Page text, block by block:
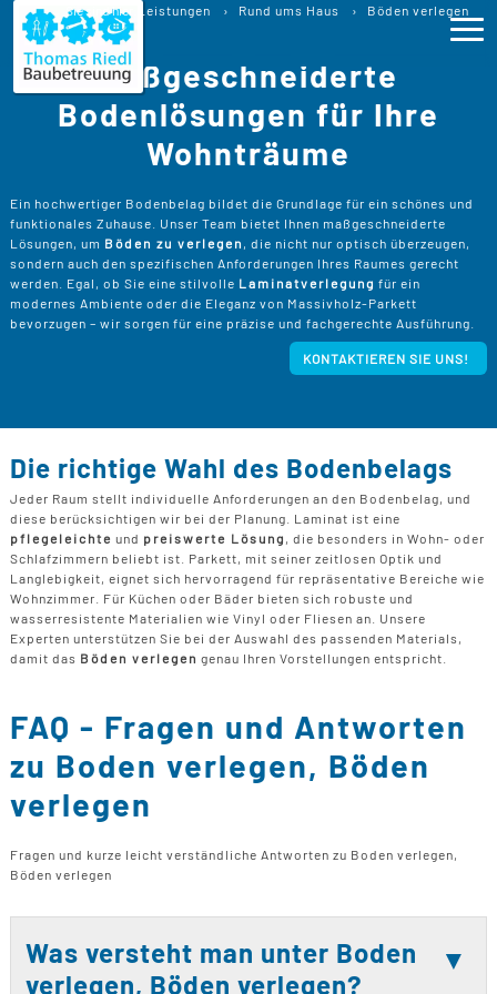
Böden verlegen
Perfekte Böden für jedes Zuhause
>
>
>
Sie sind hier: Leistungen Rund ums Haus Böden verlegen
Maßgeschneiderte
Bodenlösungen für Ihre
Wohnträume
Ein hochwertiger Bodenbelag bildet die Grundlage für ein schönes und
funktionales Zuhause. Unser Team bietet Ihnen maßgeschneiderte
Lösungen, um Böden zu verlegen , die nicht nur optisch überzeugen,
sondern auch den spezifischen Anforderungen Ihres Raumes gerecht
werden. Egal, ob Sie eine stilvolle Laminatverlegung für ein
modernes Ambiente oder die Eleganz von Massivholz-Parkett
bevorzugen – wir sorgen für eine präzise und fachgerechte Ausführung.
KONTAKTIEREN SIE UNS!
Die richtige Wahl des Bodenbelags
Jeder Raum stellt individuelle Anforderungen an den Bodenbelag, und
diese berücksichtigen wir bei der Planung. Laminat ist eine
pflegeleichte und preiswerte Lösung , die besonders in Wohn- oder
Schlafzimmern beliebt ist. Parkett, mit seiner zeitlosen Optik und
Langlebigkeit, eignet sich hervorragend für repräsentative Bereiche wie
Wohnzimmer. Für Küchen oder Bäder bieten sich robuste und
wasserresistente Materialien wie Vinyl oder Fliesen an. Unsere
Experten unterstützen Sie bei der Auswahl des passenden Materials,
damit das Böden verlegen genau Ihren Vorstellungen entspricht.
FAQ - Fragen und Antworten
zu Boden verlegen, Böden
verlegen
Fragen und kurze leicht verständliche Antworten zu Boden verlegen,
Böden verlegen
Was versteht man unter Boden
verlegen, Böden verlegen?